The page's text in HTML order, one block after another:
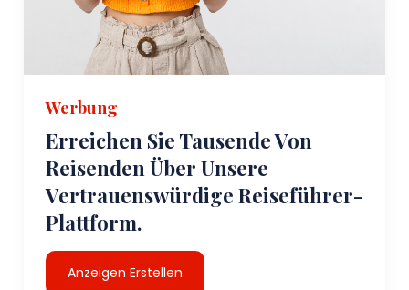
Werbung
Erreichen Sie Tausende Von
Reisenden Über Unsere
Vertrauenswürdige Reiseführer-
Plattform.
Anzeigen Erstellen